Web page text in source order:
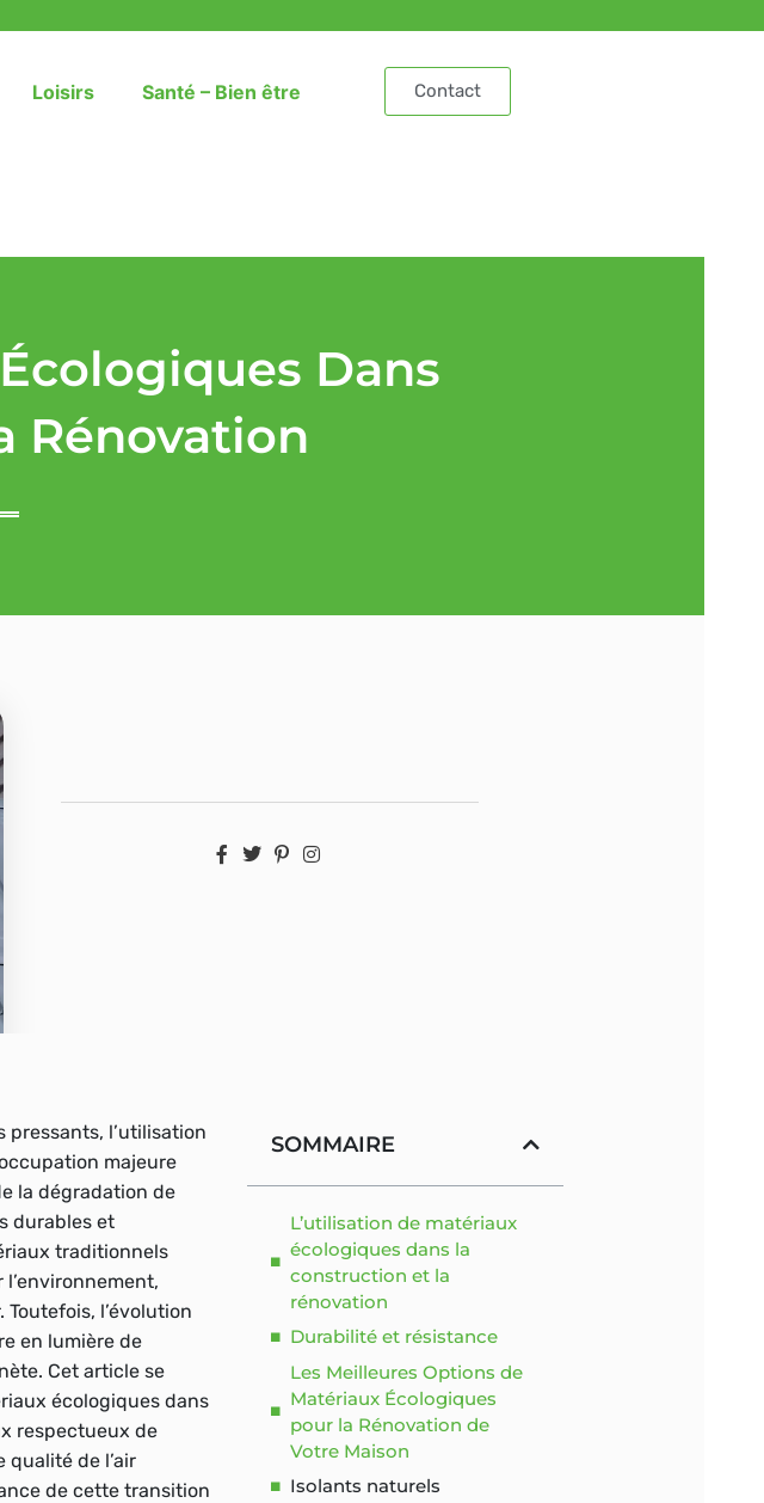
Loisirs Santé – Bien être Contact
Dans
Rénovation
l’utilisation
majeure
la dégradation de
durables et
traditionnels
l’évolution
en lumière de
Cet article se
écologiques dans
respectueux de
qualité de l’air
de cette transition
SOMMAIRE
L’utilisation de matériaux
écologiques dans la
construction et la
rénovation
Durabilité et résistance
Les Meilleures Options de
Matériaux Écologiques
pour la Rénovation de
Votre Maison
Isolants naturels